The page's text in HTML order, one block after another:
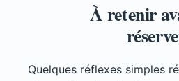
À retenir
Quelques réflexes simples